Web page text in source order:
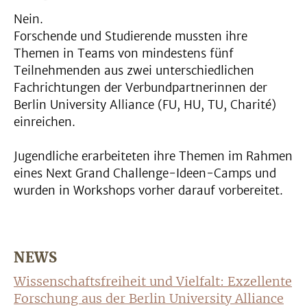
Nein.
Forschende und Studierende mussten ihre
Themen in Teams von mindestens fünf
Teilnehmenden aus zwei unterschiedlichen
Fachrichtungen der Verbundpartnerinnen der
Berlin University Alliance (FU, HU, TU, Charité)
einreichen.
Jugendliche erarbeiteten ihre Themen im Rahmen
eines Next Grand Challenge-Ideen-Camps und
wurden in Workshops vorher darauf vorbereitet.
NEWS
Wissenschaftsfreiheit und Vielfalt: Exzellente
Forschung aus der Berlin University Alliance